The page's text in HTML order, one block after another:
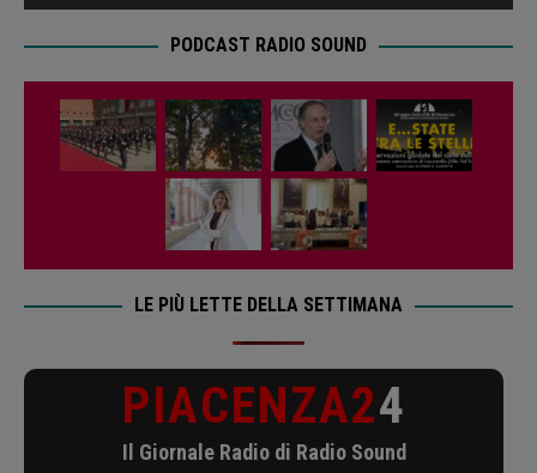
PODCAST RADIO SOUND
LE PIÙ LETTE DELLA SETTIMANA
PIACENZA24
Il Giornale Radio di Radio Sound